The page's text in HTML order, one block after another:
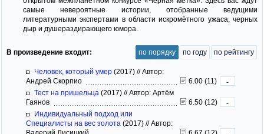
самые невероятные истории, отобранные ведущими
литературными экспертами в области искромётного ужаса, черных
дыр и душераздирающего юмора.
В произведение входит: по порядку по году по рейтингу
Человек, который умер (2017) //Автор:
Андрей Скорпио
6.00 (11)
-
Тест на пришельца (2017) //Автор: Артём
Гаянов
6.50 (12)
-
Индивидуальный подход или
Специалисты на вес золота (2017) //Автор: